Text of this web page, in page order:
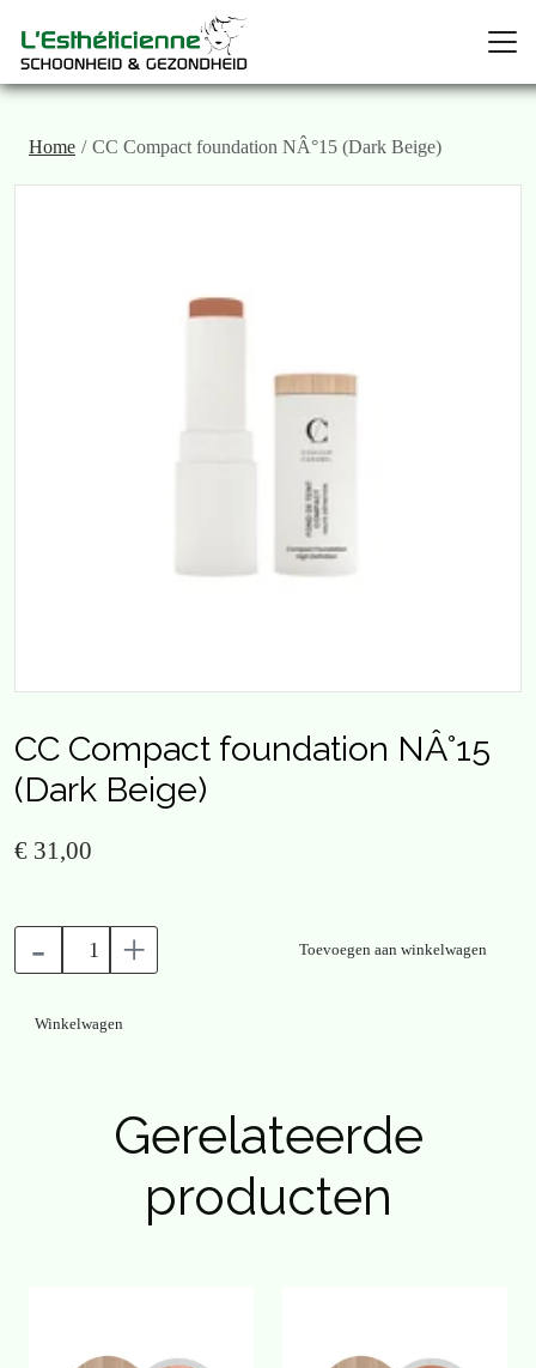
Home CC Compact foundation NÂ°15 (Dark Beige)
CC Compact foundation NÂ°15
(Dark Beige)
€ 31,00
- + Toevoegen aan winkelwagen
Winkelwagen
Gerelateerde
producten